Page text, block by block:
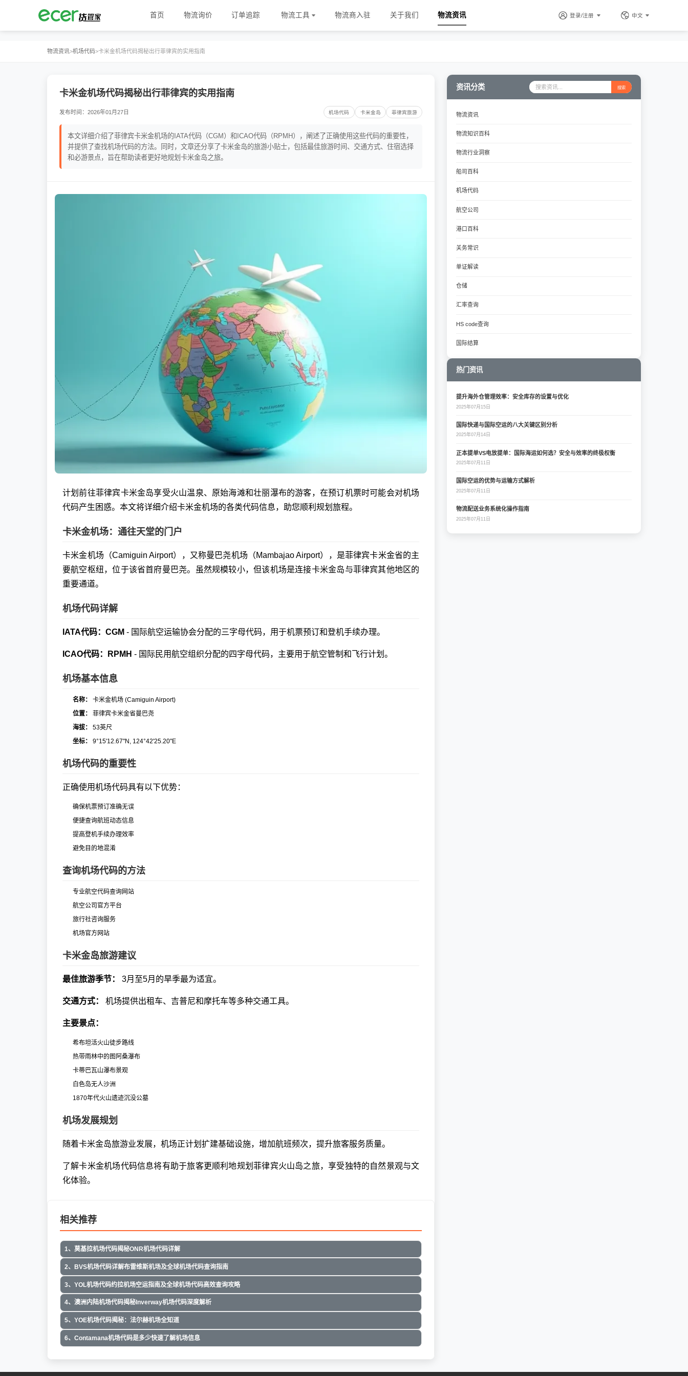
首页 物流询价 订单追踪 物流工具 物流商入驻 关于我们 物流资讯 登录/注册 中文
物流资讯>机场代码>卡米金机场代码揭秘出行菲律宾的实用指南
卡米金机场代码揭秘出行菲律宾的实用指南
发布时间：2026年01月27日 机场代码 卡米金岛 菲律宾旅游
本文详细介绍了菲律宾卡米金机场的IATA代码（CGM）和ICAO代码（RPMH），阐述了正确使用这些代码的重要性，
并提供了查找机场代码的方法。同时，文章还分享了卡米金岛的旅游小贴士，包括最佳旅游时间、交通方式、住宿选择
和必游景点，旨在帮助读者更好地规划卡米金岛之旅。
计划前往菲律宾卡米金岛享受火山温泉、原始海滩和壮丽瀑布的游客，在预订机票时可能会对机场
代码产生困惑。本文将详细介绍卡米金机场的各类代码信息，助您顺利规划旅程。
卡米金机场：通往天堂的门户
卡米金机场（Camiguin Airport），又称曼巴尧机场（Mambajao Airport），是菲律宾卡米金省的主
要航空枢纽，位于该省首府曼巴尧。虽然规模较小，但该机场是连接卡米金岛与菲律宾其他地区的
重要通道。
机场代码详解
IATA代码：CGM - 国际航空运输协会分配的三字母代码，用于机票预订和登机手续办理。
ICAO代码：RPMH - 国际民用航空组织分配的四字母代码，主要用于航空管制和飞行计划。
机场基本信息
名称： 卡米金机场 (Camiguin Airport)
位置： 菲律宾卡米金省曼巴尧
海拔： 53英尺
坐标： 9°15'12.67"N, 124°42'25.20"E
机场代码的重要性
正确使用机场代码具有以下优势：
确保机票预订准确无误
便捷查询航班动态信息
提高登机手续办理效率
避免目的地混淆
查询机场代码的方法
专业航空代码查询网站
航空公司官方平台
旅行社咨询服务
机场官方网站
卡米金岛旅游建议
最佳旅游季节： 3月至5月的旱季最为适宜。
交通方式： 机场提供出租车、吉普尼和摩托车等多种交通工具。
主要景点：
希布坦活火山徒步路线
热带雨林中的图阿桑瀑布
卡蒂巴瓦山瀑布景观
白色岛无人沙洲
1870年代火山遗迹沉没公墓
机场发展规划
随着卡米金岛旅游业发展，机场正计划扩建基础设施，增加航班频次，提升旅客服务质量。
了解卡米金机场代码信息将有助于旅客更顺利地规划菲律宾火山岛之旅，享受独特的自然景观与文
化体验。
相关推荐
1、莫基拉机场代码揭秘ONR机场代码详解
2、BVS机场代码详解布雷维斯机场及全球机场代码查询指南
3、YOL机场代码约拉机场空运指南及全球机场代码高效查询攻略
4、澳洲内陆机场代码揭秘Inverway机场代码深度解析
5、YOE机场代码揭秘：法尔赫机场全知道
6、Contamana机场代码是多少快速了解机场信息
资讯分类 搜索
物流资讯
物流知识百科
物流行业洞察
船司百科
机场代码
航空公司
港口百科
关务常识
单证解读
仓储
汇率查询
HS code查询
国际结算
热门资讯
提升海外仓管理效率：安全库存的设置与优化
2025年07月15日
国际快递与国际空运的八大关键区别分析
2025年07月14日
正本提单VS电放提单：国际海运如何选？安全与效率的终极权衡
2025年07月11日
国际空运的优势与运输方式解析
2025年07月11日
物流配送业务系统化操作指南
2025年07月11日